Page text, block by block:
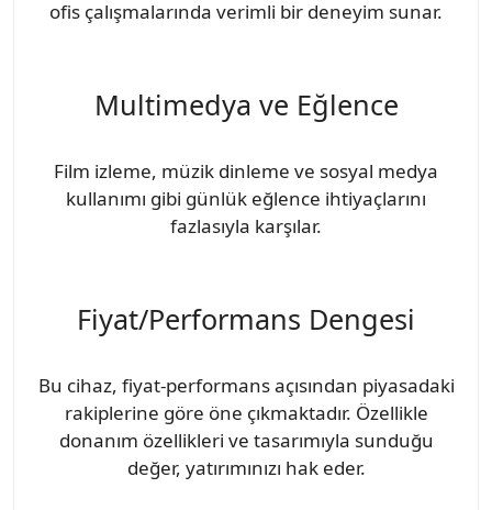
ofis çalışmalarında verimli bir deneyim sunar.
Multimedya ve Eğlence
Film izleme, müzik dinleme ve sosyal medya
kullanımı gibi günlük eğlence ihtiyaçlarını
fazlasıyla karşılar.
Fiyat/Performans Dengesi
Bu cihaz, fiyat-performans açısından piyasadaki
rakiplerine göre öne çıkmaktadır. Özellikle
donanım özellikleri ve tasarımıyla sunduğu
değer, yatırımınızı hak eder.